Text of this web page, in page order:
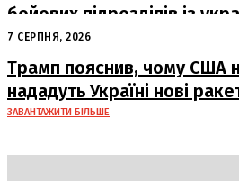
бойових підрозділів із
військовополонених
7 СЕРПНЯ, 2026
Трамп пояснив, чому США
нададуть Україні нові
ЗАВАНТАЖИТИ БІЛЬШЕ